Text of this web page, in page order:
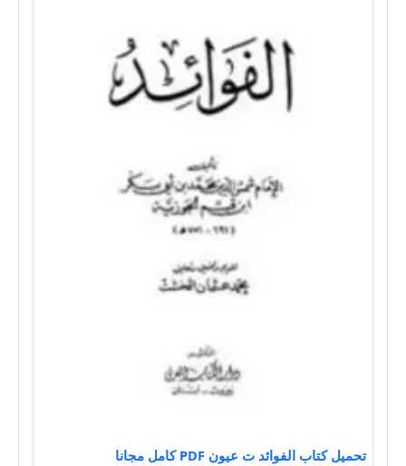
تحميل كتاب الفوائد ت عيون PDF كامل مجانا